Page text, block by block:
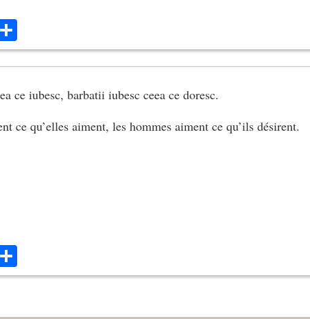
ce iubesc, barbatii iubesc ceea ce doresc.
ce qu’elles aiment, les hommes aiment ce qu’ils désirent.